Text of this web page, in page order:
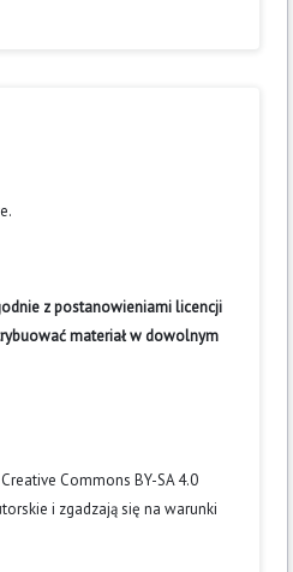
.
z postanowieniami licencji
materiał w dowolnym
Commons BY-SA 4.0
i zgadzają się na warunki